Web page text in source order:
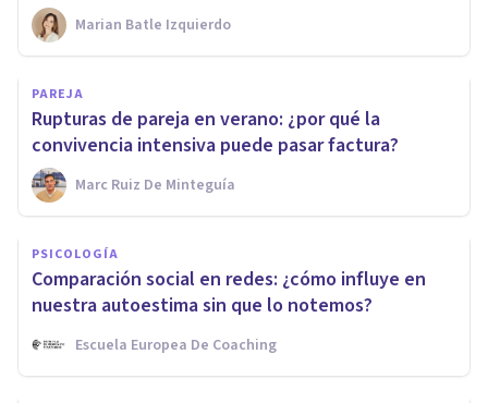
Marian Batle Izquierdo
PAREJA
Rupturas de pareja en verano: ¿por qué la
convivencia intensiva puede pasar factura?
Marc Ruiz De Minteguía
PSICOLOGÍA
Comparación social en redes: ¿cómo influye en
nuestra autoestima sin que lo notemos?
Escuela Europea De Coaching